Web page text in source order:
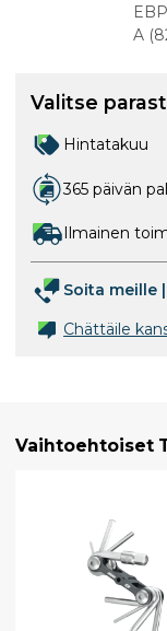
A(
Valitse
Hintatakuu
365 päivän
Ilmainen
Soita meille
Chättäile
Vaihtoehtoiset